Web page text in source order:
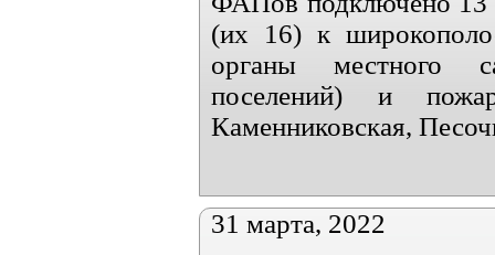
(их 16) к
органы местного
поселений) и
Каменниковская,
31 марта, 2022